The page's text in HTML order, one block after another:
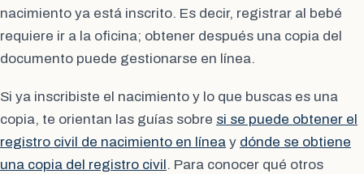
nacimiento ya está inscrito. Es decir, registrar al bebé
requiere ir a la oficina; obtener después una copia del
documento puede gestionarse en línea.
Si ya inscribiste el nacimiento y lo que buscas es una
copia, te orientan las guías sobre si se puede obtener el
registro civil de nacimiento en línea y dónde se obtiene
una copia del registro civil . Para conocer qué otros